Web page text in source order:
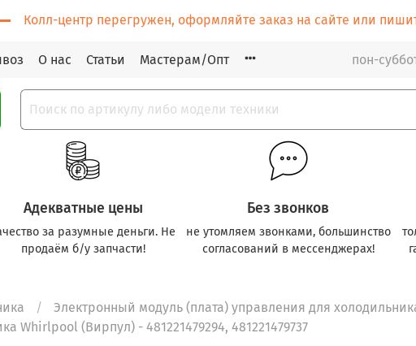
Колл-центр перегружен, оформляйте заказ на сайте или
О нас Статьи Мастерам/Опт пон-
Адекватные цены
за разумные деньги. Не
продаём б/у запчасти!
Без звонков
не утомляем звонками, большинство
согласований в мессенджерах!
Электронный модуль (плата) управления для
Whirlpool (Вирпул) - 481221479294, 481221479737